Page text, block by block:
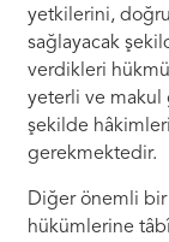
yetkilerini, doğru
sağlayacak
verdikleri
yeterli ve makul
şekilde
gerekmektedir.
Diğer önemli
hükümlerine tâbî